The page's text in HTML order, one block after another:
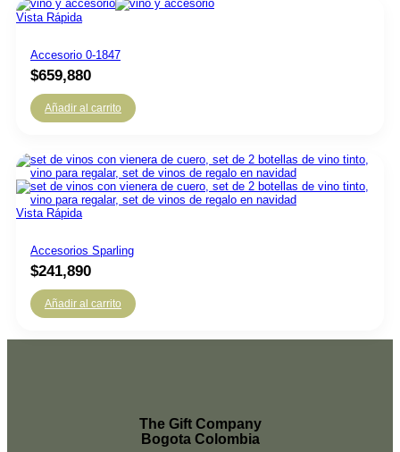
Vista Rápida
Accesorio 0-1847
$659,880
Añadir al carrito
Vista Rápida
Accesorios Sparling
$241,890
Añadir al carrito
The Gift Company
Bogota Colombia